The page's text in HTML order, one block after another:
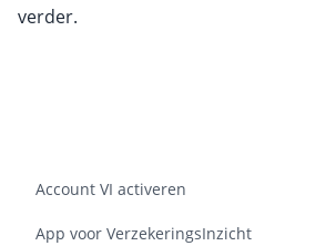
verder.
Account VI activeren
App voor VerzekeringsInzicht